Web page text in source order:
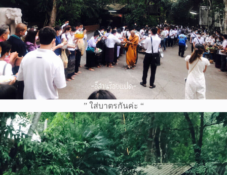
” ใส่บาตรกันค่ะ “